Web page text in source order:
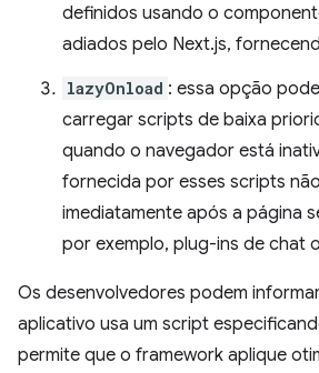
definidos usando o
adiados pelo Next.js,
lazyOnload : essa opção
carregar scripts de baixa
quando o navegador está
fornecida por esses scripts
imediatamente após a página
por exemplo, plug-ins de chat
Os desenvolvedores podem
aplicativo usa um script
permite que o framework aplique